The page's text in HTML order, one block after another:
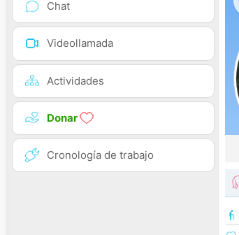
Chat
Videollamada
Actividades
Donar
Cronología de trabajo